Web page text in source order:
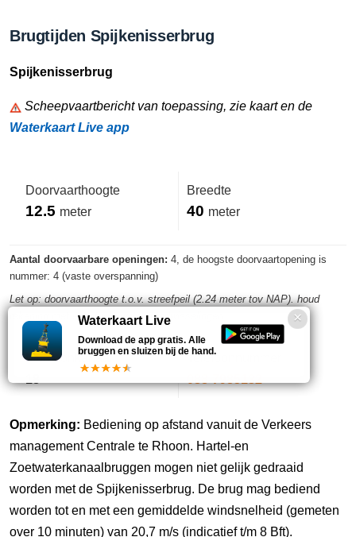
Brugtijden Spijkenisserbrug
Spijkenisserbrug
Scheepvaartbericht van toepassing, zie kaart en de
Waterkaart Live app
Doorvaarthoogte
12.5 meter
Breedte
40 meter
Aantal doorvaarbare openingen: 4, de hoogste doorvaartopening is
nummer: 4 (vaste overspanning)
Let op: doorvaarthoogte t.o.v. streefpeil (2.24 meter tov NAP). houd
rekening met eventuele waterstandwisselingen
Marifoonkanaal
Telefoonnummer
Opmerking: Bediening op afstand vanuit de Verkeers
management Centrale te Rhoon. Hartel-en
Zoetwaterkanaalbruggen mogen niet gelijk gedraaid
worden met de Spijkenisserbrug. De brug mag bediend
worden tot en met een gemiddelde windsnelheid (gemeten
over 10 minuten) van 20,7 m/s (indicatief t/m 8 Bft).
Waterkaart Live
Download de app gratis. Alle
bruggen en sluizen bij de hand.